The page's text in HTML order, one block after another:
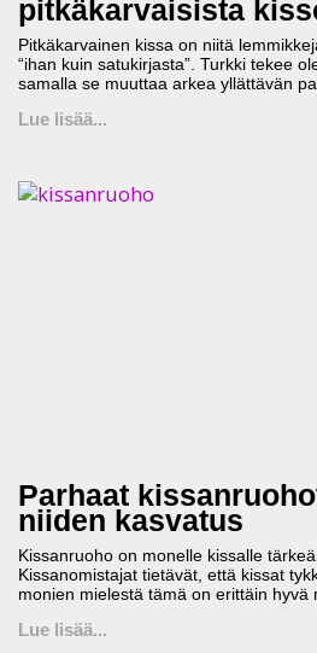
pitkäkarvaisista
Pitkäkarvainen kissa on niitä
“ihan kuin satukirjasta”. Turkki tekee
samalla se muuttaa arkea yllättävän
Lue lisää...
Parhaat
niiden kasvatus
Kissanruoho on monelle kissalle
Kissanomistajat tietävät, että kissat
monien mielestä tämä on erittäin hyvä
Lue lisää...